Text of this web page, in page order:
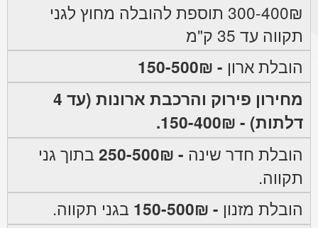
300-400₪ תוספת להובלה מחוץ לגני
תקווה עד 35 ק"מ
הובלת ארון - 150-500₪
מחירון פירוק והרכבת ארונות (עד 4
דלתות) - 150-400₪.
הובלת חדר שינה - 250-500₪
בתוך גני
תקווה.
הובלת מזנון - 150-500₪
בגני תקווה.